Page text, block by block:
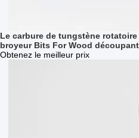
Le carbure de tungstène
broyeur Bits For Wood découpant
Obtenez le meilleur prix